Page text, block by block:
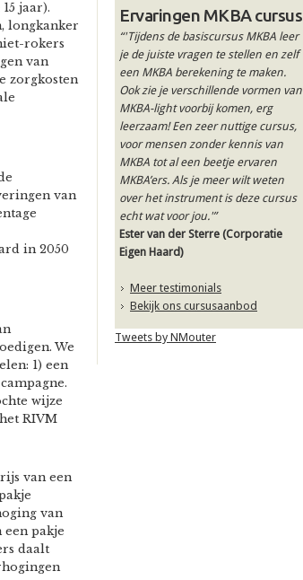
jaar).
longkanker
rokers
van
zorgkosten
van
in 2050
We
1) een
wijze
RIVM
van een
van
een pakje
daalt
Ervaringen MKBA cursus
“'Tijdens de basiscursus MKBA leer
je de juiste vragen te stellen en zelf
een MKBA berekening te maken.
Ook zie je verschillende vormen van
MKBA-light voorbij komen, erg
leerzaam! Een zeer nuttige cursus,
voor mensen zonder kennis van
MKBA tot al een beetje ervaren
MKBA’ers. Als je meer wilt weten
over het instrument is deze cursus
echt wat voor jou.'”
Ester van der Sterre (Corporatie
Eigen Haard)
Meer testimonials
Bekijk ons cursusaanbod
Tweets by NMouter